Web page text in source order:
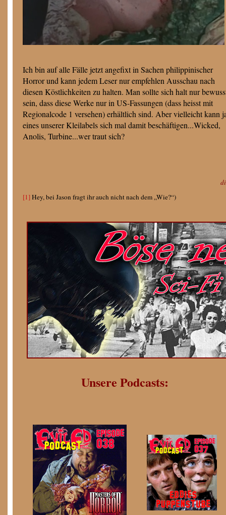
Ich bin auf alle Fälle jetzt angefixt in Sachen philippinischer
Horror und kann jedem Leser nur empfehlen Ausschau nach
diesen Köstlichkeiten zu halten. Man sollte sich halt nur
sein, dass diese Werke nur in US-Fassungen (dass heisst mit
Regionalcode 1 versehen) erhältlich sind. Aber vielleicht kann
eines unserer Kleilabels sich mal damit beschäftigen...Wicked,
Anolis, Turbine...wer traut sich?
[1]Hey, bei Jason fragt ihr auch nicht nach dem „Wie?“)
Unsere Podcasts: